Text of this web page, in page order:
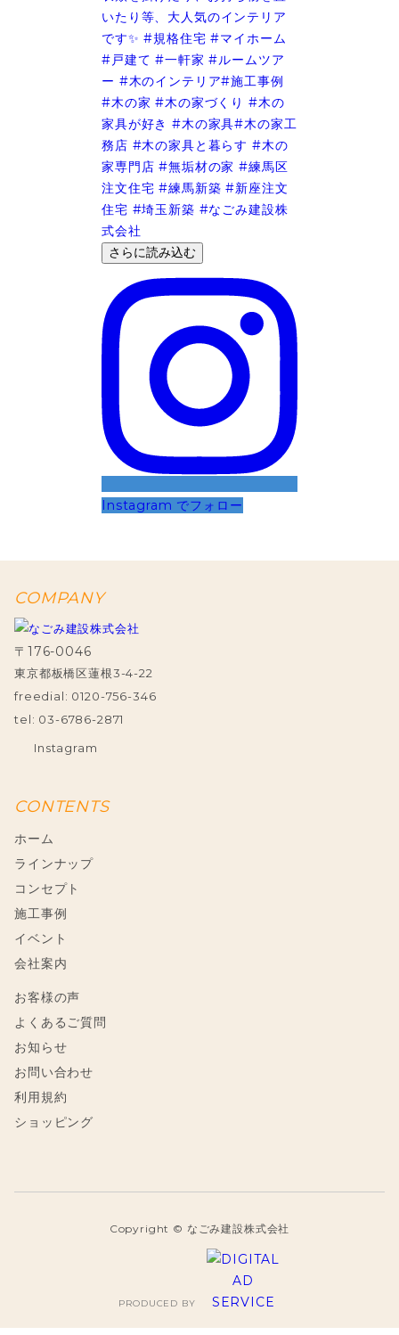
さらに読み込む
Instagram でフォロー
COMPANY
〒176-0046
東京都板橋区蓮根3-4-22
freedial: 0120-756-346
tel: 03-6786-2871
Instagram
CONTENTS
ホーム
ラインナップ
コンセプト
施工事例
イベント
会社案内
お客様の声
よくあるご質問
お知らせ
お問い合わせ
利用規約
ショッピング
Copyright © なごみ建設株式会社
PRODUCED BY